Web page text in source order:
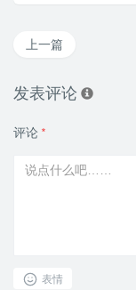
上一篇
发表评论
评论 *
表情